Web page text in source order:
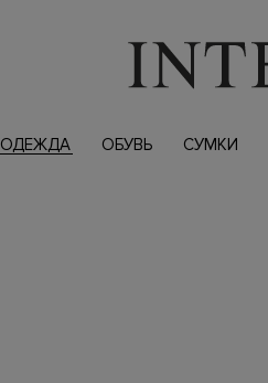
ОДЕЖДА ОБУВЬ СУМКИ